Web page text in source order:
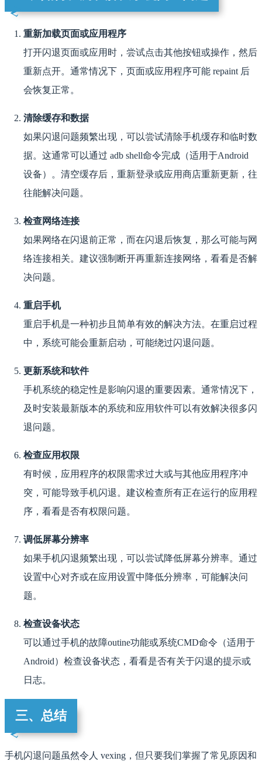
重新加载页面或应用程序
打开闪退页面或应用时，尝试点击其他按钮或操作，然后
重新点开。通常情况下，页面或应用程序可能 repaint 后
会恢复正常。
清除缓存和数据
如果闪退问题频繁出现，可以尝试清除手机缓存和临时数
据。这通常可以通过 adb shell命令完成（适用于Android
设备）。清空缓存后，重新登录或应用商店重新更新，往
往能解决问题。
检查网络连接
如果网络在闪退前正常，而在闪退后恢复，那么可能与网
络连接相关。建议强制断开再重新连接网络，看看是否解
决问题。
重启手机
重启手机是一种初步且简单有效的解决方法。在重启过程
中，系统可能会重新启动，可能绕过闪退问题。
更新系统和软件
手机系统的稳定性是影响闪退的重要因素。通常情况下，
及时安装最新版本的系统和应用软件可以有效解决很多闪
退问题。
检查应用权限
有时候，应用程序的权限需求过大或与其他应用程序冲
突，可能导致手机闪退。建议检查所有正在运行的应用程
序，看看是否有权限问题。
调低屏幕分辨率
如果手机闪退频繁出现，可以尝试降低屏幕分辨率。通过
设置中心对齐或在应用设置中降低分辨率，可能解决问
题。
检查设备状态
可以通过手机的故障outine功能或系统CMD命令（适用于
Android）检查设备状态，看看是否有关于闪退的提示或
日志。
三、总结
手机闪退问题虽然令人 vexing，但只要我们掌握了常见原因和